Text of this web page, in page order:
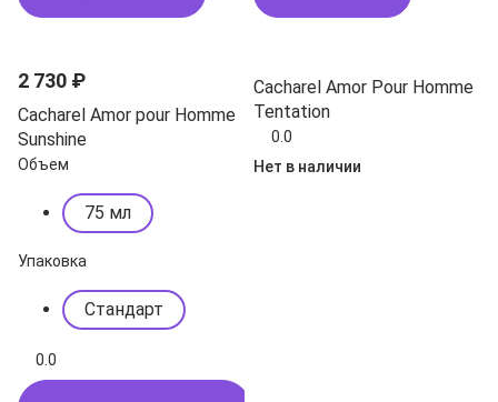
2 730 ₽
Cacharel Amor pour Homme
Sunshine
Объем
75 мл
Упаковка
Стандарт
0.0
Cacharel Amor Pour Homme
Tentation
0.0
Нет в наличии